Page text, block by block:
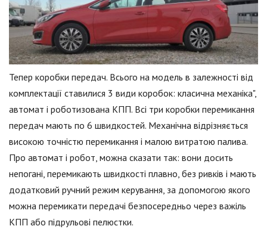
Тепер коробки передач. Всього на модель в залежності від
комплектації ставилися 3 види коробок: класична механіка",
автомат і роботизована КПП. Всі три коробки перемикання
передач мають по 6 швидкостей. Механічна відрізняється
високою точністю перемикання і малою витратою палива.
Про автомат і робот, можна сказати так: вони досить
непогані, перемикають швидкості плавно, без ривків і мають
додатковий ручний режим керування, за допомогою якого
можна перемикати передачі безпосередньо через важіль
КПП або підрульові пелюстки.